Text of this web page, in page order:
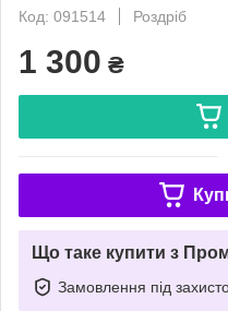
Код: 091514
Роздріб
1 300 ₴
Що таке купити з
Замовлення під